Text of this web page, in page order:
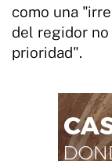
como una
del regidor
prioridad".